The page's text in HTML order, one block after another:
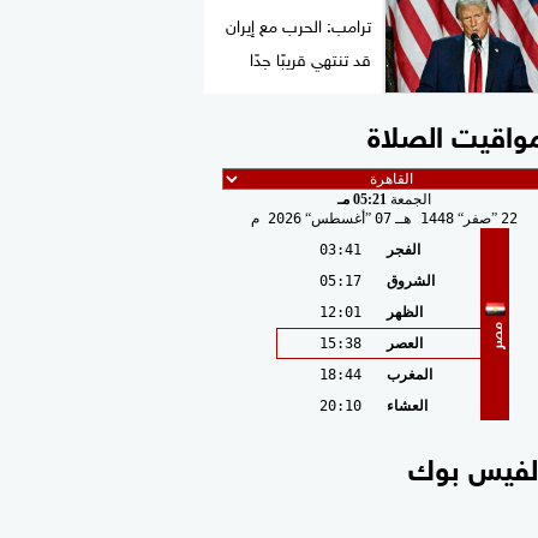
ترامب: الحرب مع إيران
قد تنتهي قريبًا جدًا
الصلاة
الجمعة 05:21 مـ
22 صفر 1448 هـ 07 أغسطس 2026 م
مصر
الفجر
03:41
الشروق
05:17
الظهر
12:01
العصر
15:38
المغرب
18:44
العشاء
20:10
بوك